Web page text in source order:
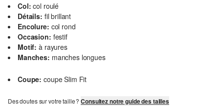
Col: col roulé
Détails: fil brillant
Encolure: col rond
Occasion: festif
Motif: à rayures
Manches: manches longues
Coupe: coupe Slim Fit
Des doutes sur votre taille ?Consultez notre guide des tailles